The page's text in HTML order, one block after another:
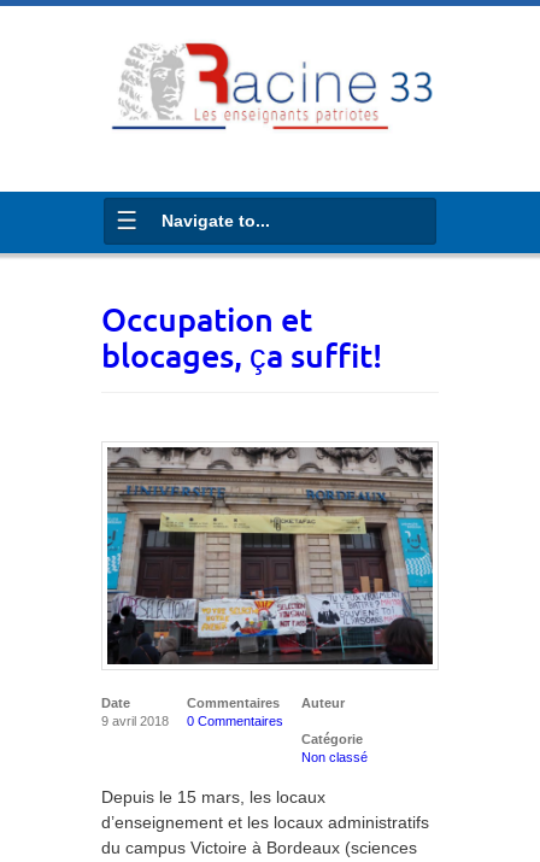
Navigate to...
Occupation et
blocages, ça suffit!
Date
9 avril 2018
Commentaires
0 Commentaires
Auteur
Catégorie
Non classé
Depuis le 15 mars, les locaux
d’enseignement et les locaux administratifs
du campus Victoire à Bordeaux (sciences